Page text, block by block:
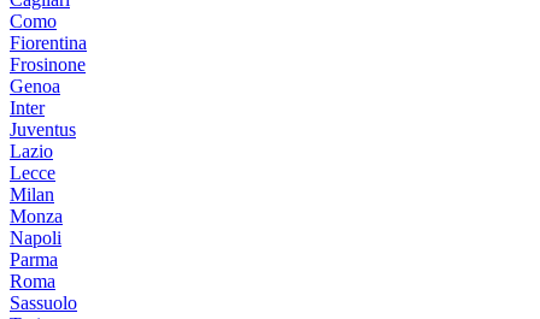
Como
Fiorentina
Frosinone
Genoa
Inter
Juventus
Lazio
Lecce
Milan
Monza
Napoli
Parma
Roma
Sassuolo